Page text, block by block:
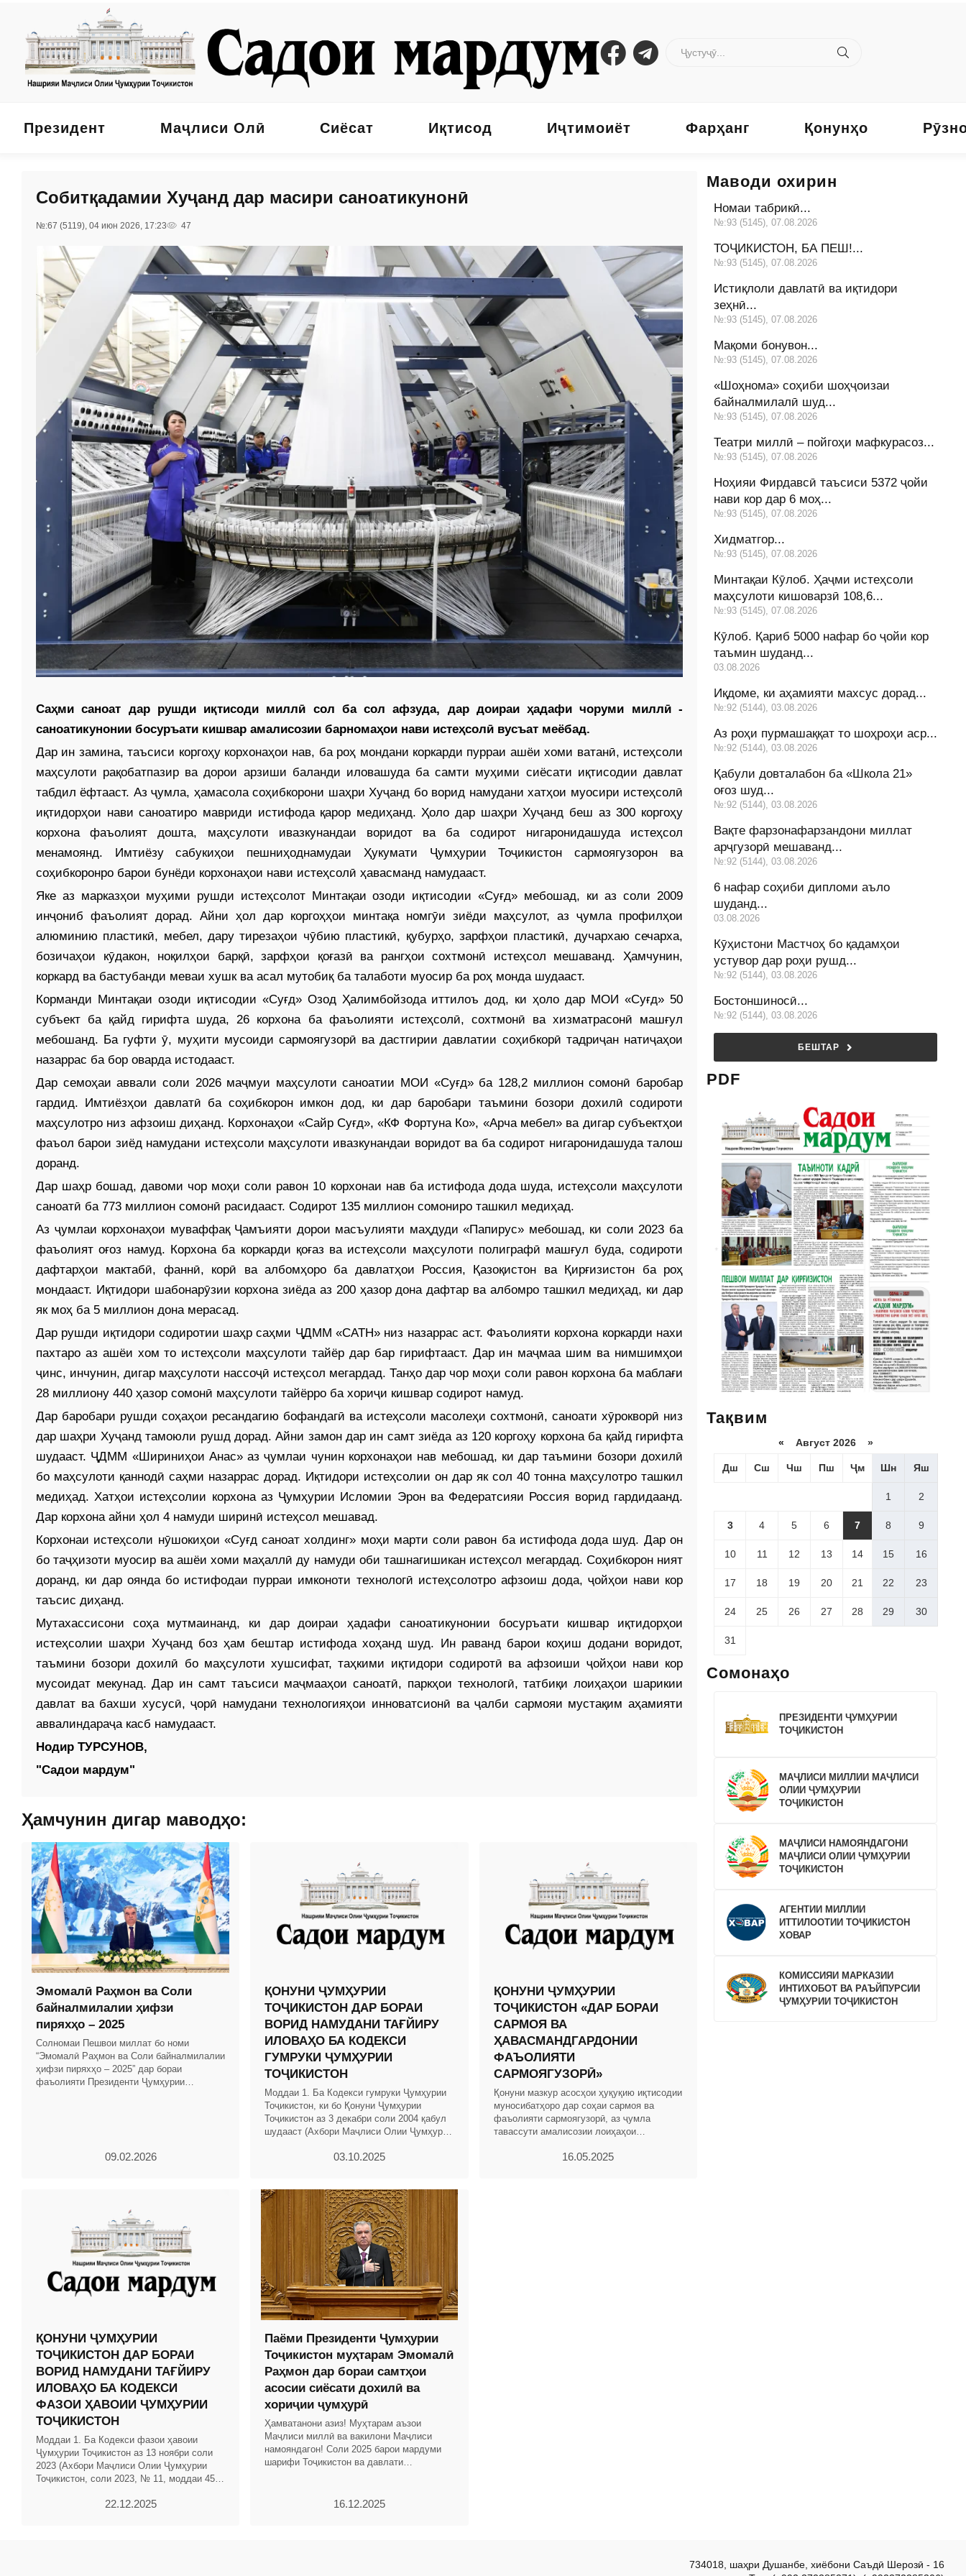
Президент Маҷлиси Олӣ Сиёсат Иқтисод Иҷтимоиёт Фарҳанг Қонунҳо
Собитқадамии Хуҷанд дар масири саноатикунонӣ
№:67 (5119), 04 июн 2026, 17:23 47
Саҳми саноат дар рушди иқтисоди миллӣ сол ба сол афзуда, дар доираи ҳадафи чоруми миллӣ -
саноатикунонии босур­ъати кишвар амалисозии барномаҳои нави истеҳсолӣ вусъат меёбад.
Дар ин замина, таъсиси коргоҳу корхонаҳои нав, ба роҳ мондани коркарди пурраи ашёи хоми ватанӣ, истеҳсоли
маҳсулоти рақобатпазир ва дорои арзиши баланди иловашуда ба самти муҳими сиёсати иқтисодии давлат
табдил ёфтааст. Аз ҷумла, ҳамасола соҳибкорони шаҳри Хуҷанд бо ворид намудани хатҳои муосири истеҳсолӣ
иқтидорҳои нави саноатиро мавриди истифода қарор медиҳанд. Ҳоло дар шаҳри Хуҷанд беш аз 300 коргоҳу
корхона фаъолият дошта, маҳсулоти ивазкунандаи воридот ва ба содирот нигаронидашуда истеҳсол
менамоянд. Имтиёзу сабукиҳои пешниҳоднамудаи Ҳукумати Ҷумҳурии Тоҷикистон сармоягузорон ва
соҳибкоронро барои бунёди корхонаҳои нави истеҳсолӣ ҳавасманд намудааст.
Яке аз марказҳои муҳими рушди истеҳсолот Минтақаи озоди иқтисодии «Суғд» мебошад, ки аз соли 2009
инҷониб фаъолият дорад. Айни ҳол дар коргоҳҳои минтақа номгӯи зиёди маҳсулот, аз ҷумла профилҳои
алюминию пластикӣ, мебел, дару тирезаҳои чӯбию плас­тикӣ, қубурҳо, зарфҳои пластикӣ, дучархаю сечарха,
бозичаҳои кӯдакон, ноқилҳои барқӣ, зарфҳои қоғазӣ ва рангҳои сохтмонӣ истеҳсол мешаванд. Ҳамчунин,
коркард ва бастубанди меваи хушк ва асал мутобиқ ба талаботи муосир ба роҳ монда шудааст.
Корманди Минтақаи озоди иқтисодии «Суғд» Озод Ҳалимбойзода иттилоъ дод, ки ҳоло дар МОИ «Суғд» 50
субъект ба қайд гирифта шуда, 26 корхона ба фаъолияти истеҳсолӣ, сохт­монӣ ва хизматрасонӣ машғул
мебошанд. Ба гуфти ӯ, муҳити мусоиди сармоягузорӣ ва дастгирии давлатии соҳибкорӣ тадриҷан натиҷаҳои
назаррас ба бор оварда истодааст.
Дар семоҳаи аввали соли 2026 маҷмуи маҳсулоти саноатии МОИ «Суғд» ба 128,2 миллион сомонӣ баробар
гардид. Имтиёзҳои давлатӣ ба соҳибкорон имкон дод, ки дар баробари таъмини бозори дохилӣ содироти
маҳсулотро низ афзоиш диҳанд. Корхонаҳои «Сайр Суғд», «КФ Фортуна Ко», «Арча мебел» ва дигар ­суб­ъект­ҳои
фаъол барои зиёд намудани истеҳсоли маҳсулоти ивазкунандаи воридот ва ба содирот нигаронидашуда талош
доранд.
Дар шаҳр бошад, давоми чор моҳи соли равон 10 корхонаи нав ба истифода дода шуда, истеҳсоли маҳсулоти
саноатӣ ба 773 миллион сомонӣ расидааст. Содирот 135 миллион сомониро ташкил медиҳад.
Аз ҷумлаи корхонаҳои муваффақ Ҷамъияти дорои масъулияти маҳдуди «Папирус» мебошад, ки соли 2023 ба
фаъолият оғоз намуд. Корхона ба коркарди қоғаз ва истеҳсоли маҳсулоти полиграфӣ машғул буда, содироти
дафтарҳои мактабӣ, фаннӣ, корӣ ва албомҳоро ба давлатҳои Россия, Қазоқистон ва Қирғизистон ба роҳ
мондааст. Иқтидори шабонарӯзии корхона зиёда аз 200 ҳазор дона дафтар ва албомро ташкил медиҳад, ки дар
як моҳ ба 5 миллион дона мерасад.
Дар рушди иқтидори содиротии шаҳр саҳми ҶДММ «САТН» низ назаррас аст. Фаъолияти корхона коркарди нахи
пахтаро аз ашёи хом то истеҳсоли маҳсулоти тайёр дар бар гирифтааст. Дар ин маҷмаа шим ва нимшимҳои
ҷинс, инчунин, дигар маҳсулоти нассоҷӣ истеҳсол мегардад. Танҳо дар чор моҳи соли равон корхона ба маблағи
28 миллиону 440 ҳазор сомонӣ маҳсулоти тайёрро ба хориҷи кишвар содирот намуд.
Дар баробари рушди соҳаҳои ресандагию бофандагӣ ва истеҳсоли масолеҳи сохтмонӣ, саноати хӯрокворӣ низ
дар шаҳри Хуҷанд тамоюли рушд дорад. Айни замон дар ин самт зиёда аз 120 коргоҳу корхона ба қайд гирифта
шудааст. ҶДММ «Шириниҳои Анас» аз ҷумлаи чунин корхонаҳои нав мебошад, ки дар таъмини бозори дохилӣ
бо маҳсулоти қаннодӣ саҳми назаррас дорад. Иқтидори истеҳсолии он дар як сол 40 тонна маҳсулотро ташкил
медиҳад. Хатҳои истеҳсолии корхона аз Ҷумҳурии Исломии Эрон ва Федератсияи Россия ворид гардидаанд.
Дар корхона айни ҳол 4 намуди ширинӣ истеҳсол мешавад.
Корхонаи истеҳсоли нӯшокиҳои «Суғд саноат холдинг» моҳи марти соли равон ба истифода дода шуд. Дар он
бо таҷҳизоти муосир ва ашёи хоми маҳаллӣ ду намуди оби ташнагишикан истеҳсол мегардад. Соҳибкорон ният
доранд, ки дар оянда бо истифодаи пурраи имконоти технологӣ истеҳсолотро афзоиш дода, ҷойҳои нави кор
таъсис диҳанд.
Мутахассисони соҳа мутмаинанд, ки дар доираи ҳадафи саноатикунонии босуръати кишвар иқтидорҳои
истеҳсолии шаҳри Хуҷанд боз ҳам бештар истифода хоҳанд шуд. Ин раванд барои коҳиш додани воридот,
таъмини бозори дохилӣ бо маҳсулоти хушсифат, таҳкими иқтидори содиротӣ ва афзоиши ҷойҳои нави кор
мусоидат мекунад. Дар ин самт таъсиси маҷмааҳои саноатӣ, паркҳои технологӣ, татбиқи лоиҳаҳои шарикии
давлат ва бахши хусусӣ, ҷорӣ намудани технологияҳои инноватсионӣ ва ҷалби сармояи мустақим аҳамияти
аввалиндараҷа касб намудааст.
Нодир ТУРСУНОВ,
"Садои мардум"
Ҳамчунин дигар маводҳо:
Эмомалӣ Раҳмон ва Соли
байналмилалии ҳифзи
пиряхҳо – 2025
Солномаи Пешвои миллат бо номи
“Эмомалӣ Раҳмон ва Соли байналмилалии
ҳифзи пиряхҳо – 2025” дар бораи
фаъолияти Президенти Ҷумҳурии
09.02.2026
ҚОНУНИ ҶУМҲУРИИ
ТОҶИКИСТОН ДАР БОРАИ
ВОРИД НАМУДАНИ ТАҒЙИРУ
ИЛОВАҲО БА КОДЕКСИ
ГУМРУКИ ҶУМҲУРИИ
ТОҶИКИСТОН
Моддаи 1. Ба Кодекси гумруки Ҷумҳурии
Тоҷикистон, ки бо Қонуни Ҷумҳурии
Тоҷикистон аз 3 декабри соли 2004 қабул
шудааст (Ахбори Маҷлиси Олии Ҷумҳурии
03.10.2025
ҚОНУНИ ҶУМҲУРИИ
ТОҶИКИСТОН «ДАР БОРАИ
САРМОЯ ВА
ҲАВАСМАНДГАРДОНИИ
ФАЪОЛИЯТИ
САРМОЯГУЗОРӢ»
Қонуни мазкур асосҳои ҳуқуқию иқтисодии
муносибатҳоро дар соҳаи сармоя ва
фаъолияти сармоягузорӣ, аз ҷумла
тавассути амалисозии лоиҳаҳои
ҳавасмандгардонӣ ва16.05.2025
ҚОНУНИ ҶУМҲУРИИ
ТОҶИКИСТОН ДАР БОРАИ
ВОРИД НАМУДАНИ ТАҒЙИРУ
ИЛОВАҲО БА КОДЕКСИ
ФАЗОИ ҲАВОИИ ҶУМҲУРИИ
ТОҶИКИСТОН
Моддаи 1. Ба Кодекси фазои ҳавоии
Ҷумҳурии Тоҷикистон аз 13 ноябри соли
2023 (Ахбори Маҷлиси Олии Ҷумҳурии
Тоҷикистон, соли 2023, № 11, моддаи 456)
22.12.2025
Паёми Президенти Ҷумҳурии
Тоҷикистон муҳтарам Эмомалӣ
Раҳмон дар бораи самтҳои
асосии сиёсати дохилӣ ва
хориҷии ҷумҳурӣ
Ҳамватанони азиз! Муҳтарам аъзои
Маҷлиси миллӣ ва вакилони Маҷлиси
намояндагон! Соли 2025 барои мардуми
шарифи Тоҷикистон ва давлати
16.12.2025
Маводи охирин
Номаи табрикӣ...
№:93 (5145), 07.08.2026
ТОҶИКИСТОН, БА ПЕШ!...
№:93 (5145), 07.08.2026
Истиқлоли давлатӣ ва иқтидори
зеҳнӣ...
№:93 (5145), 07.08.2026
Мақоми бонувон...
№:93 (5145), 07.08.2026
«Шоҳнома» соҳиби шоҳҷоизаи
байналмилалӣ шуд...
№:93 (5145), 07.08.2026
Театри миллӣ – пойгоҳи мафкурасоз...
№:93 (5145), 07.08.2026
Ноҳияи Фирдавсӣ таъсиси 5372 ҷойи
нави кор дар 6 моҳ...
№:93 (5145), 07.08.2026
Хидматгор...
№:93 (5145), 07.08.2026
Минтақаи Кӯлоб. Ҳаҷми истеҳсоли
маҳсулоти кишоварзӣ 108,6...
№:93 (5145), 07.08.2026
Кӯлоб. Қариб 5000 нафар бо ҷойи кор
таъмин шуданд...
03.08.2026
Иқдоме, ки аҳамияти махсус дорад...
№:92 (5144), 03.08.2026
Аз роҳи пурмашаққат то шоҳроҳи аср...
№:92 (5144), 03.08.2026
Қабули довталабон ба «Школа 21»
оғоз шуд...
№:92 (5144), 03.08.2026
Вақте фарзонафарзандони миллат
арҷгузорӣ мешаванд...
№:92 (5144), 03.08.2026
6 нафар соҳиби дипломи аъло
шуданд...
03.08.2026
Кӯҳистони Мастчоҳ бо қадамҳои
устувор дар роҳи рушд...
№:92 (5144), 03.08.2026
Бостоншиносӣ...
№:92 (5144), 03.08.2026
БЕШТАР
PDF
Тақвим
« Август 2026 »
Дш Сш Чш Пш Ҷм Шн Яш
1 2
3 4 5 6 7 8 9
10 11 12 13 14 15 16
17 18 19 20 21 22 23
24 25 26 27 28 29 30
31
Сомонаҳо
ПРЕЗИДЕНТИ ҶУМҲУРИИ
ТОҶИКИСТОН
МАҶЛИСИ МИЛЛИИ МАҶЛИСИ
ОЛИИ ҶУМҲУРИИ
ТОҶИКИСТОН
МАҶЛИСИ НАМОЯНДАГОНИ
МАҶЛИСИ ОЛИИ ҶУМҲУРИИ
ТОҶИКИСТОН
АГЕНТИИ МИЛЛИИ
ИТТИЛООТИИ ТОҶИКИСТОН
ХОВАР
КОМИССИЯИ МАРКАЗИИ
ИНТИХОБОТ ВА РАЪЙПУРСИИ
ҶУМҲУРИИ ТОҶИКИСТОН
734018, шаҳри Душанбе, хиёбони Саъдӣ Шерозӣ - 16